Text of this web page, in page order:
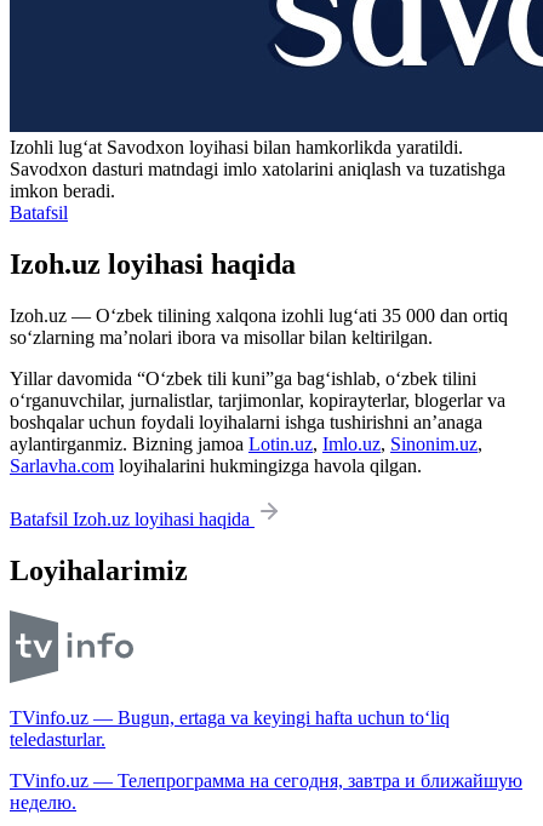
Izohli lugʻat Savodxon loyihasi bilan hamkorlikda yaratildi.
Savodxon dasturi matndagi imlo xatolarini aniqlash va tuzatishga
imkon beradi.
Batafsil
Izoh.uz loyihasi haqida
Izoh.uz — O‘zbek tilining xalqona izohli lug‘ati 35 000 dan ortiq
so‘zlarning ma’nolari ibora va misollar bilan keltirilgan.
Yillar davomida “O‘zbek tili kuni”ga bag‘ishlab, o‘zbek tilini
o‘rganuvchilar, jurnalistlar, tarjimonlar, kopirayterlar, blogerlar va
boshqalar uchun foydali loyihalarni ishga tushirishni an’anaga
aylantirganmiz. Bizning jamoa Lotin.uz, Imlo.uz, Sinonim.uz,
Sarlavha.com loyihalarini hukmingizga havola qilgan.
Batafsil Izoh.uz loyihasi haqida
Loyihalarimiz
TVinfo.uz — Bugun, ertaga va keyingi hafta uchun to‘liq
teledasturlar.
TVinfo.uz — Телепрограмма на сегодня, завтра и ближайшую
неделю.